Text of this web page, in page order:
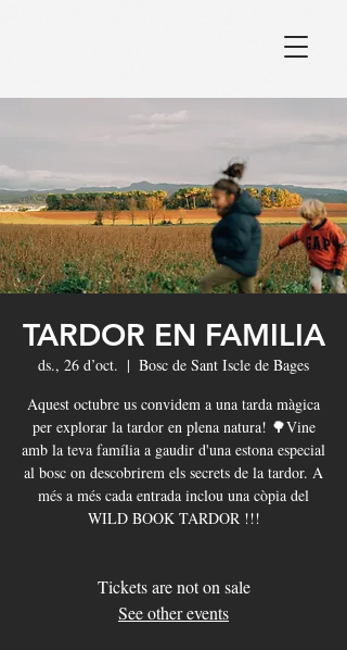
TARDOR EN FAMILIA
ds., 26 d’oct.
  |
Bosc de Sant Iscle de Bages
Aquest octubre us convidem a una tarda màgica
per explorar la tardor en plena natura! 🌳Vine
amb la teva família a gaudir d'una estona especial
al bosc on descobrirem els secrets de la tardor. A
més a més cada entrada inclou una còpia del
WILD BOOK TARDOR !!!
Tickets are not on sale
See other events